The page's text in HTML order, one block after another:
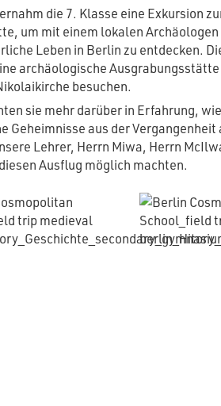
die 7. Klasse eine Exkursion
um mit einem lokalen Archäologen
Leben in Berlin zu entdecken.
archäologische
besuchen.
sie mehr darüber in Erfahrung,
Geheimnisse aus der Vergangenheit
Lehrer, Herrn Miwa, Herrn
Ausflug möglich machten.